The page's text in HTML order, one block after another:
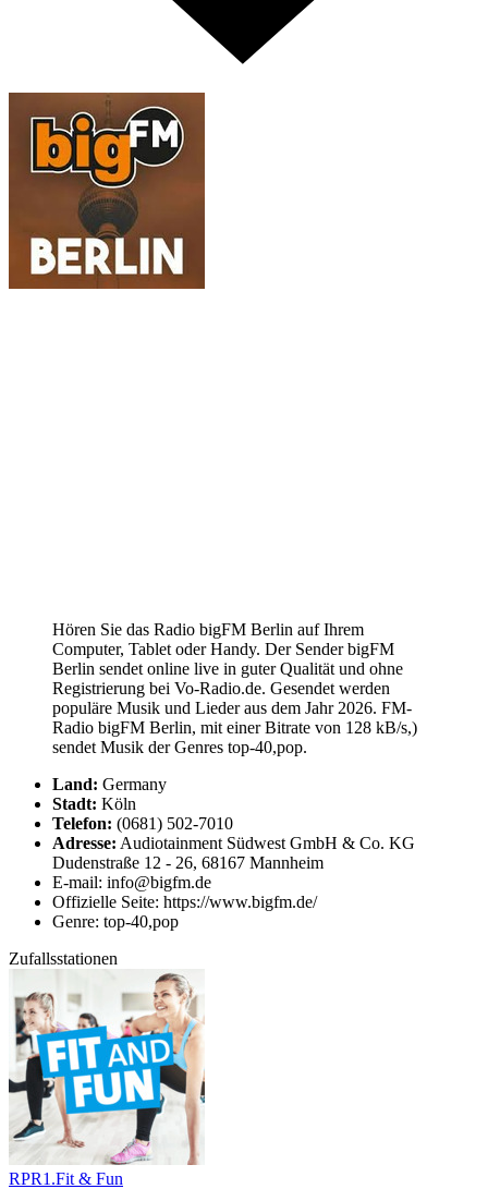
Hören Sie das Radio bigFM Berlin auf Ihrem
Computer, Tablet oder Handy. Der Sender bigFM
Berlin sendet online live in guter Qualität und ohne
Registrierung bei Vo-Radio.de. Gesendet werden
populäre Musik und Lieder aus dem Jahr 2026. FM-
Radio bigFM Berlin, mit einer Bitrate von 128 kB/s,)
sendet Musik der Genres top-40,pop.
Land: Germany
Stadt: Köln
Telefon: (0681) 502-7010
Adresse: Audiotainment Südwest GmbH & Co. KG
Dudenstraße 12 - 26, 68167 Mannheim
E-mail: info@bigfm.de
Offizielle Seite: https://www.bigfm.de/
Genre: top-40,pop
Zufallsstationen
RPR1.Fit & Fun